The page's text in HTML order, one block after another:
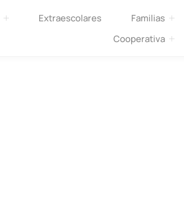
Extraescolares
Familias
Cooperativa